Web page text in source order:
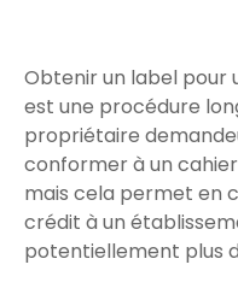
Obtenir un label pour
est une procédure
propriétaire
conformer à un
mais cela permet en
crédit à un
potentiellement plus